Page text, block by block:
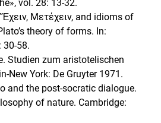
vol. 28: 13-32.
Μετέχειν, and idioms of
theory of forms. In:
30-58.
Studien zum aristotelischen
New York: De Gruyter 1971.
and the post-socratic dialogue.
of nature. Cambridge: